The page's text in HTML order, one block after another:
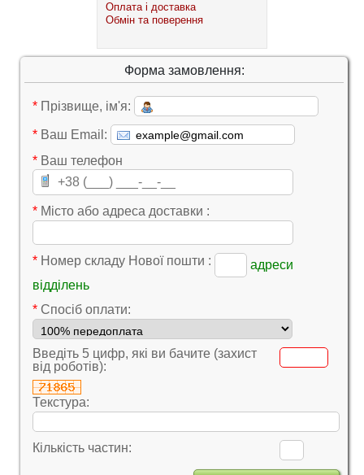
Оплата і доставка
Обмін та поверення
Форма замовлення:
* Прізвище, ім'я:
* Ваш Email:
* Ваш телефон
* Місто або адреса доставки :
* Номер складу Нової пошти :
адреси
відділень
* Cпосіб оплати:
Введіть 5 цифр, які ви бачите (захист
від роботів):
Текстура:
Кількість частин: